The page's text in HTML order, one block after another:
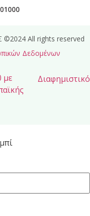
All rights reserved
Δεδομένων